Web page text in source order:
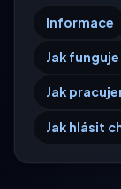
Informace
Jak
Jak
Jak hlásit